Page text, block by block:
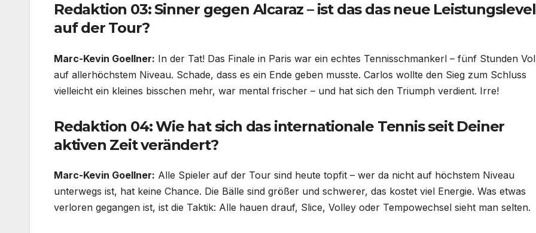
Redaktion 03: Sinner gegen Alcaraz – ist das das neue Leistungslevel
auf der Tour?
Marc-Kevin Goellner: In der Tat! Das Finale in Paris war ein echtes Tennisschmankerl – fünf Stunden
auf allerhöchstem Niveau. Schade, dass es ein Ende geben musste. Carlos wollte den Sieg zum Schluss
vielleicht ein kleines bisschen mehr, war mental frischer – und hat sich den Triumph verdient. Irre!
Redaktion 04: Wie hat sich das internationale Tennis seit Deiner
aktiven Zeit verändert?
Marc-Kevin Goellner: Alle Spieler auf der Tour sind heute topfit – wer da nicht auf höchstem Niveau
unterwegs ist, hat keine Chance. Die Bälle sind größer und schwerer, das kostet viel Energie. Was etwas
verloren gegangen ist, ist die Taktik: Alle hauen drauf, Slice, Volley oder Tempowechsel sieht man selten.